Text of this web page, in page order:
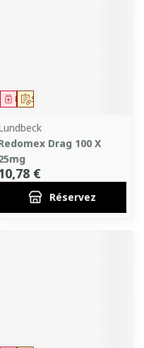
Sur prescription
Médicament
Drag 100 X
€
Réservez